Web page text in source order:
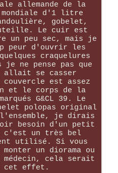
allemande de la
mondiale d'1 litre
gobelet,
Le cuir est
un peu sec, mais je
peur d'ouvrir les
craquelures
ne pense pas que
allait se casser
couvercle est assez
et le corps de la
G&CL 39. Le
polopas original
je dirais
besoin d'un petit
c'est un très bel
utilisé. Si vous
un diorama ou
médecin, cela serait
cet effet.